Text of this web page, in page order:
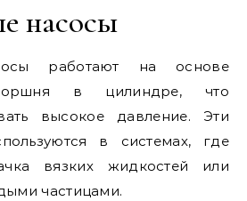
насосы
работают на основе
в цилиндре, что
высокое давление. Эти
в системах, где
вязких жидкостей или
частицами.